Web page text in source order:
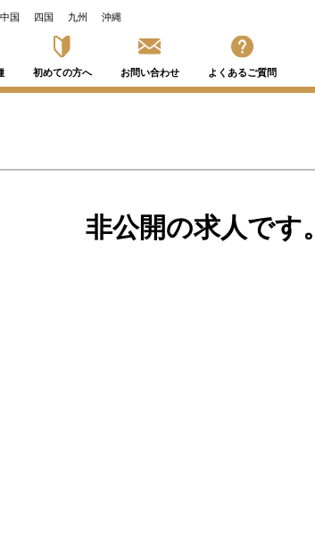
中国 四国 九州 沖縄
初めての方へ お問い合わせ よくあるご質問
非公開の求人です。